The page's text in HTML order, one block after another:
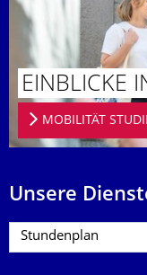
EINBLICKE
MOBILITÄT
Unsere